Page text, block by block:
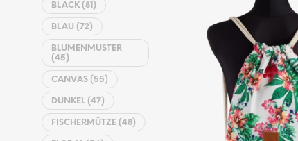
BLACK(81)
BLAU (72)
BLUMENMUSTER
(45)
CANVAS (55)
DUNKEL (47)
FISCHERMÜTZE (48)